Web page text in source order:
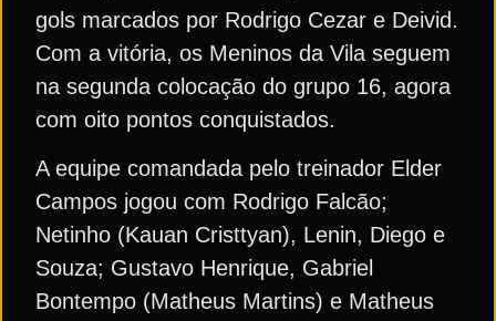
gols marcados por Rodrigo Cezar e Deivid.
Com a vitória, os Meninos da Vila seguem
na segunda colocação do grupo 16, agora
com oito pontos conquistados.
A equipe comandada pelo treinador Elder
Campos jogou com Rodrigo Falcão;
Netinho (Kauan Cristtyan), Lenin, Diego e
Souza; Gustavo Henrique, Gabriel
Bontempo (Matheus Martins) e Matheus